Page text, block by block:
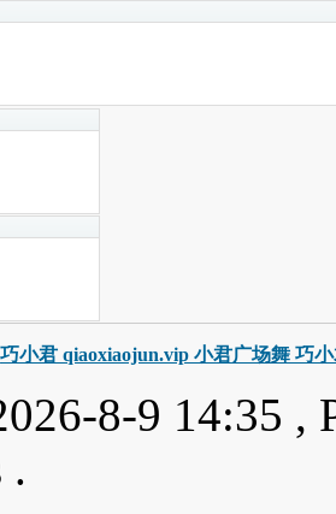
巧小君 qiaoxiaojun.vip 小君广场舞 巧
8-9 14:35 ,
.